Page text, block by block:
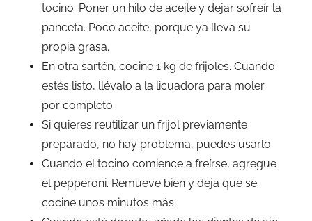
tocino. Poner un hilo de aceite y dejar sofreír la
panceta. Poco aceite, porque ya lleva su
propia grasa.
En otra sartén, cocine 1 kg de frijoles. Cuando
estés listo, llévalo a la licuadora para moler
por completo.
Si quieres reutilizar un frijol previamente
preparado, no hay problema, puedes usarlo.
Cuando el tocino comience a freírse, agregue
el pepperoni. Remueve bien y deja que se
cocine unos minutos más.